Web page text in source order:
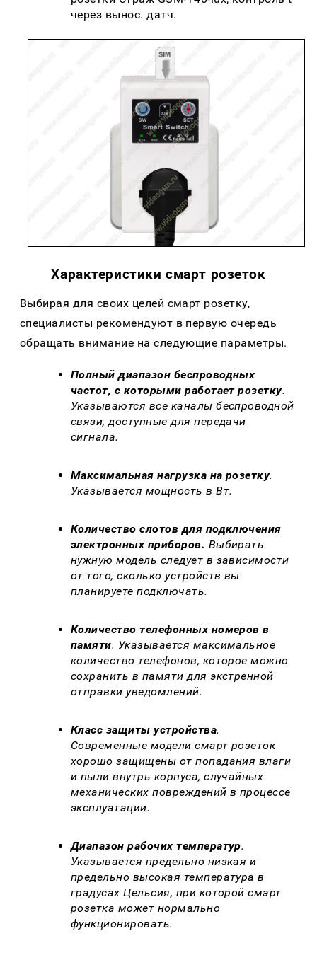
через вынос. датч.
Характеристики смарт розеток
Выбирая для своих целей смарт розетку,
специалисты рекомендуют в первую очередь
обращать внимание на следующие параметры.
Полный диапазон беспроводных
частот, с которыми работает розетку.
Указываются все каналы беспроводной
связи, доступные для передачи
сигнала.
Максимальная нагрузка на розетку.
Указывается мощность в Вт.
Количество слотов для подключения
электронных приборов. Выбирать
нужную модель следует в зависимости
от того, сколько устройств вы
планируете подключать.
Количество телефонных номеров в
памяти. Указывается максимальное
количество телефонов, которое можно
сохранить в памяти для экстренной
отправки уведомлений.
Класс защиты устройства.
Современные модели смарт розеток
хорошо защищены от попадания влаги
и пыли внутрь корпуса, случайных
механических повреждений в процессе
эксплуатации.
Диапазон рабочих температур.
Указывается предельно низкая и
предельно высокая температура в
градусах Цельсия, при которой смарт
розетка может нормально
функционировать.